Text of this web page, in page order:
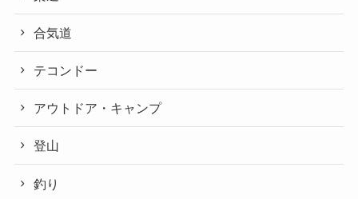
合気道
テコンドー
アウトドア・キャンプ
登山
釣り